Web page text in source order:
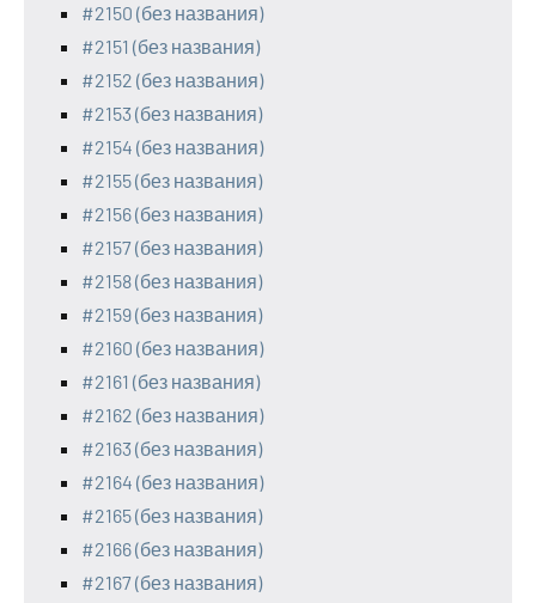
#2150 (без названия)
#2151 (без названия)
#2152 (без названия)
#2153 (без названия)
#2154 (без названия)
#2155 (без названия)
#2156 (без названия)
#2157 (без названия)
#2158 (без названия)
#2159 (без названия)
#2160 (без названия)
#2161 (без названия)
#2162 (без названия)
#2163 (без названия)
#2164 (без названия)
#2165 (без названия)
#2166 (без названия)
#2167 (без названия)